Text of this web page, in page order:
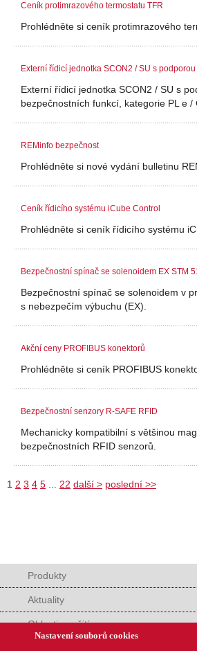
Ceník protimrazového termostatu TFR
Prohlédněte si ceník protimrazového
Externí řídicí jednotka SCON2 / SU s
Externí řídicí jednotka SCON2 / SU s
bezpečnostních funkcí, kategorie PL e /
REMinfo bezpečnost
Prohlédněte si nové vydání bulletinu
Ceník řídicího systému iCube Control
Prohlédněte si ceník řídicího systému
Bezpečnostní spínač se solenoidem EX STM
Bezpečnostní spínač se solenoidem v
s nebezpečím výbuchu (EX).
Akční ceny PROFIBUS konektorů
Prohlédněte si ceník PROFIBUS
Bezpečnostní senzory R-SAFE RFID
Mechanicky kompatibilní s většinou
bezpečnostních RFID senzorů.
1 2 3 4 5 22 další > poslední >>
Produkty
Aktuality
Oblasti použití
Nastavení souborů cookies